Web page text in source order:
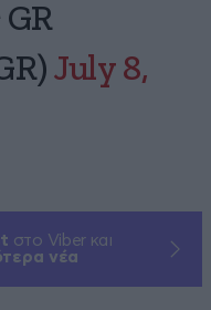
July 8,
στο Viber και
νέα